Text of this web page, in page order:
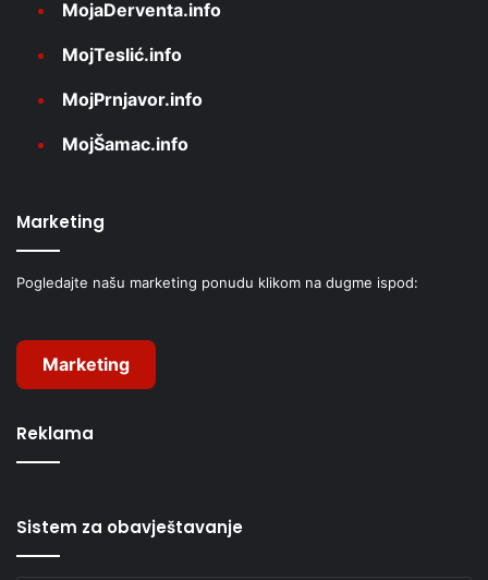
MojaDerventa.info
MojTeslić.info
MojPrnjavor.info
MojŠamac.info
Marketing
Pogledajte našu marketing ponudu klikom na dugme ispod:
Marketing
Reklama
Sistem za obavještavanje